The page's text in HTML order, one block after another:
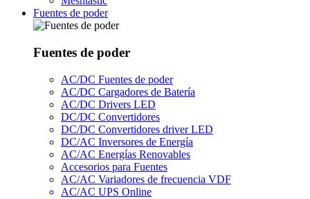
Fuentes de poder
Fuentes de poder
AC/DC Fuentes de poder
AC/DC Cargadores de Batería
AC/DC Drivers LED
DC/DC Convertidores
DC/DC Convertidores driver LED
DC/AC Inversores de Energía
AC/AC Energías Renovables
Accesorios para Fuentes
AC/AC Variadores de frecuencia VDF
AC/AC UPS Online